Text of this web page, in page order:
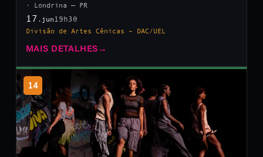
· Londrina — PR
17 .jun 19h30
Divisão de Artes Cênicas – DAC/UEL
MAIS DETALHES →
14